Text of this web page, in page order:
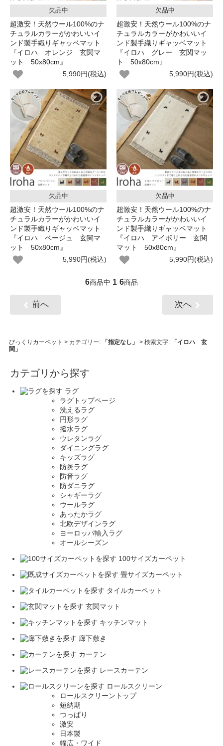
欠品中
超激安！天然ウール100%のナ
チュラルカラーがかわいいイ
ンド製手織りギャッベマット
『イロハ オレンジ 玄関マ
ット 50x80cm』
5,990円(税込)
欠品中
超激安！天然ウール100%のナ
チュラルカラーがかわいいイ
ンド製手織りギャッベマット
『イロハ グレー 玄関マッ
ト 50x80cm』
5,990円(税込)
欠品中
超激安！天然ウール100%のナ
チュラルカラーがかわいいイ
ンド製手織りギャッベマット
『イロハ ベージュ 玄関マ
ット 50x80cm』
5,990円(税込)
欠品中
超激安！天然ウール100%のナ
チュラルカラーがかわいいイ
ンド製手織りギャッベマット
『イロハ アイボリー 玄関
マット 50x80cm』
5,990円(税込)
6商品中 1-6商品
前へ 次へ
びっくりカーペット > カテゴリー: 「指定なし」 > 検索文字:
「イロハ 玄
関」
カテゴリから探す
ラグ
ラグトップページ
洗えるラグ
円形ラグ
撥水ラグ
ウレタンラグ
ダイニングラグ
キッズラグ
防炎ラグ
防音ラグ
防ダニラグ
シャギーラグ
ウールラグ
あったかラグ
北欧デザインラグ
ヨーロッパ輸入ラグ
オールシーズン
100サイズカーペット
畳サイズカーペット
タイルカーペット
玄関マット
キッチンマット
廊下敷き
カーテン
レースカーテン
ロールスクリーン
ロールスクリーントップ
短納期
つっぱり
激安
日本製
幅広・ワイド